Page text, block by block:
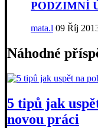
PODZIMNÍ
mata.l 09 Říj
Náhodné
5 tipů jak
novou práci